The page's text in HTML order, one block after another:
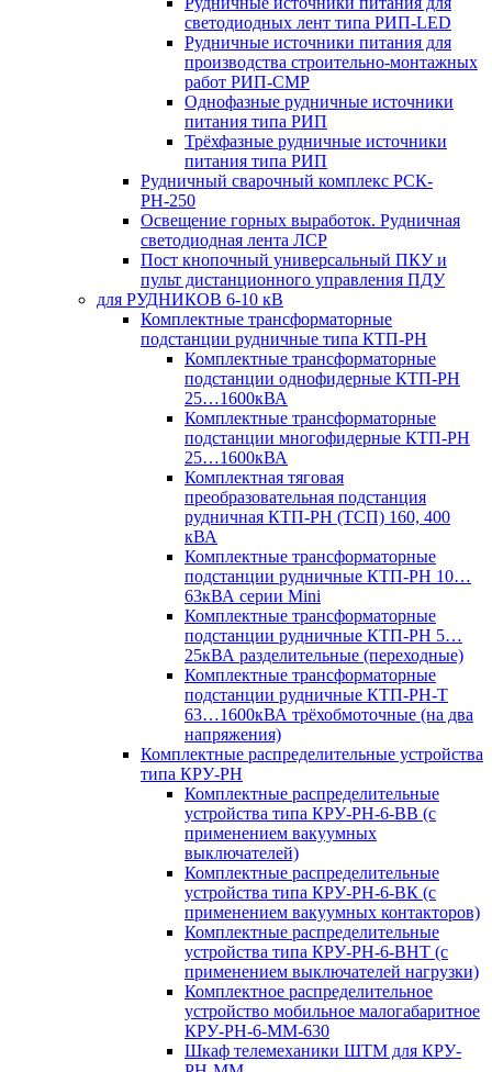
светодиодных лент типа РИП-LED
Рудничные источники питания для
производства строительно-монтажных
работ РИП-СМР
Однофазные рудничные источники
питания типа РИП
Трёхфазные рудничные источники
питания типа РИП
Рудничный сварочный комплекс РСК-
РН-250
Освещение горных выработок. Рудничная
светодиодная лента ЛСР
Пост кнопочный универсальный ПКУ и
пульт дистанционного управления ПДУ
для РУДНИКОВ 6-10 кВ
Комплектные трансформаторные
подстанции рудничные типа КТП-РН
Комплектные трансформаторные
подстанции однофидерные КТП-РН
25…1600кВА
Комплектные трансформаторные
подстанции многофидерные КТП-РН
25…1600кВА
Комплектная тяговая
преобразовательная подстанция
рудничная КТП-РН (ТСП) 160, 400
кВА
Комплектные трансформаторные
подстанции рудничные КТП-РН 10…
63кВА серии Mini
Комплектные трансформаторные
подстанции рудничные КТП-РН 5…
25кВА разделительные (переходные)
Комплектные трансформаторные
подстанции рудничные КТП-РН-Т
63…1600кВА трёхобмоточные (на два
напряжения)
Комплектные распределительные устройства
типа КРУ-РН
Комплектные распределительные
устройства типа КРУ-РН-6-ВВ (с
применением вакуумных
выключателей)
Комплектные распределительные
устройства типа КРУ-РН-6-ВК (с
применением вакуумных контакторов)
Комплектные распределительные
устройства типа КРУ-РН-6-ВНТ (с
применением выключателей нагрузки)
Комплектное распределительное
устройство мобильное малогабаритное
КРУ-РН-6-ММ-630
Шкаф телемеханики ШТМ для КРУ-